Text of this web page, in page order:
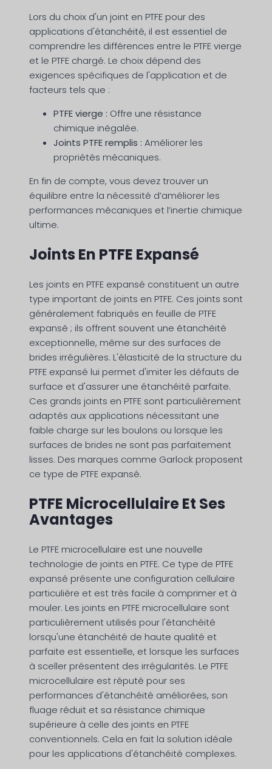
Lors du choix d'un joint en PTFE pour des
applications d'étanchéité, il est essentiel de
comprendre les différences entre le PTFE vierge
et le PTFE chargé. Le choix dépend des
exigences spécifiques de l'application et de
facteurs tels que :
PTFE vierge : Offre une résistance
chimique inégalée.
Joints PTFE remplis : Améliorer les
propriétés mécaniques.
En fin de compte, vous devez trouver un
équilibre entre la nécessité d’améliorer les
performances mécaniques et l’inertie chimique
ultime.
Joints En PTFE Expansé
Les joints en PTFE expansé constituent un autre
type important de joints en PTFE. Ces joints sont
généralement fabriqués en feuille de PTFE
expansé ; ils offrent souvent une étanchéité
exceptionnelle, même sur des surfaces de
brides irrégulières. L'élasticité de la structure du
PTFE expansé lui permet d'imiter les défauts de
surface et d'assurer une étanchéité parfaite.
Ces grands joints en PTFE sont particulièrement
adaptés aux applications nécessitant une
faible charge sur les boulons ou lorsque les
surfaces de brides ne sont pas parfaitement
lisses. Des marques comme Garlock proposent
ce type de PTFE expansé.
PTFE Microcellulaire Et Ses
Avantages
Le PTFE microcellulaire est une nouvelle
technologie de joints en PTFE. Ce type de PTFE
expansé présente une configuration cellulaire
particulière et est très facile à comprimer et à
mouler. Les joints en PTFE microcellulaire sont
particulièrement utilisés pour l'étanchéité
lorsqu'une étanchéité de haute qualité et
parfaite est essentielle, et lorsque les surfaces
à sceller présentent des irrégularités. Le PTFE
microcellulaire est réputé pour ses
performances d'étanchéité améliorées, son
fluage réduit et sa résistance chimique
supérieure à celle des joints en PTFE
conventionnels. Cela en fait la solution idéale
pour les applications d'étanchéité complexes.